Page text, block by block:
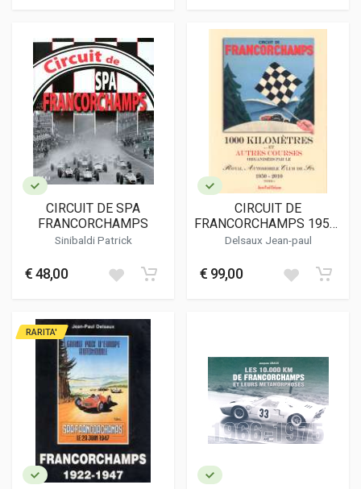
CIRCUIT DE SPA
FRANCORCHAMPS
Sinibaldi Patrick
€ 48,00
CIRCUIT DE
FRANCORCHAMPS 1950-
2010 TOME 1
Delsaux Jean-paul
€ 99,00
RARITA'